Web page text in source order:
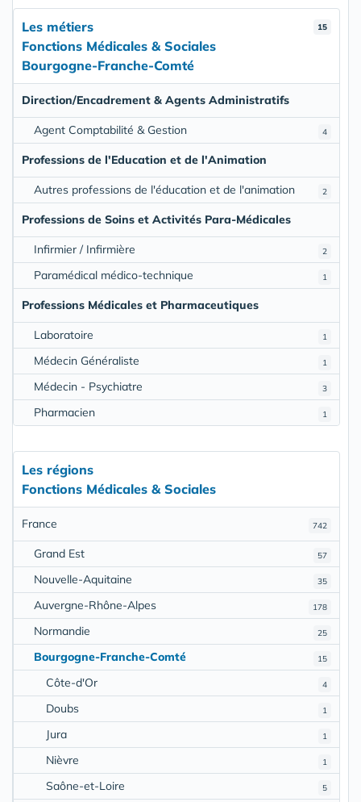
15
Les métiers
Fonctions Médicales & Sociales
Bourgogne-Franche-Comté
Direction/Encadrement & Agents Administratifs
4
Agent Comptabilité & Gestion
Professions de l'Education et de l'Animation
2
Autres professions de l'éducation et de l'animation
Professions de Soins et Activités Para-Médicales
2
Infirmier / Infirmière
1
Paramédical médico-technique
Professions Médicales et Pharmaceutiques
1
Laboratoire
1
Médecin Généraliste
3
Médecin - Psychiatre
1
Pharmacien
Les régions
Fonctions Médicales & Sociales
742
France
57
Grand Est
35
Nouvelle-Aquitaine
178
Auvergne-Rhône-Alpes
25
Normandie
15
Bourgogne-Franche-Comté
4
Côte-d'Or
1
Doubs
1
Jura
1
Nièvre
5
Saône-et-Loire